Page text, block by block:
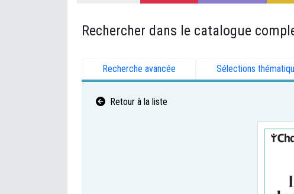
Rechercher dans le catalogue
Recherche avancée Sélections
Retour à la liste